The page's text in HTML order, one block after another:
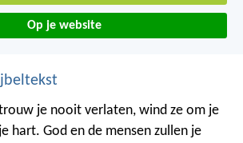
Op je website
je nooit verlaten, wind ze om je
hart. God en de mensen zullen je